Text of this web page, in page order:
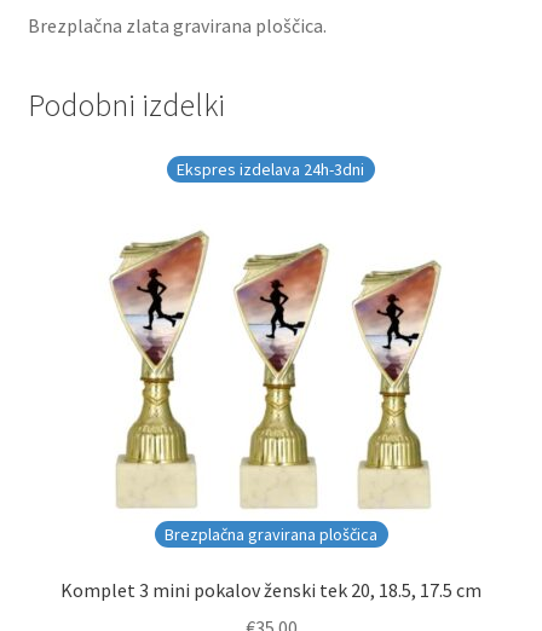
Brezplačna zlata gravirana ploščica.
Podobni izdelki
Brezplačna gravirana ploščica
Ekspres izdelava 24h-3dni
Komplet 3 mini pokalov ženski tek 20, 18.5, 17.5 cm